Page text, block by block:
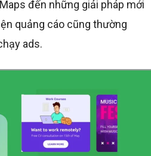
đến những giải pháp mới
quảng cáo cũng thường
ads.